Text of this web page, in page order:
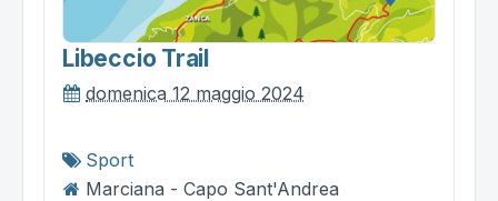
Libeccio Trail
domenica 12 maggio 2024
Sport
Marciana - Capo Sant'Andrea